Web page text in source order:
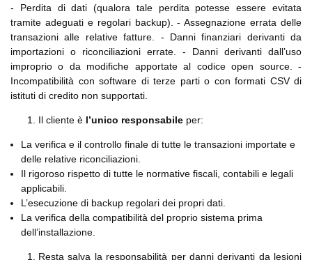
- Perdita di dati (qualora tale perdita potesse essere evitata
tramite adeguati e regolari backup). - Assegnazione errata delle
transazioni alle relative fatture. - Danni finanziari derivanti da
importazioni o riconciliazioni errate. - Danni derivanti dall’uso
improprio o da modifiche apportate al codice open source. -
Incompatibilità con software di terze parti o con formati CSV di
istituti di credito non supportati.
Il cliente è l’unico responsabile per:
La verifica e il controllo finale di tutte le transazioni importate e
delle relative riconciliazioni.
Il rigoroso rispetto di tutte le normative fiscali, contabili e legali
applicabili.
L’esecuzione di backup regolari dei propri dati.
La verifica della compatibilità del proprio sistema prima
dell’installazione.
Resta salva la responsabilità per danni derivanti da lesioni